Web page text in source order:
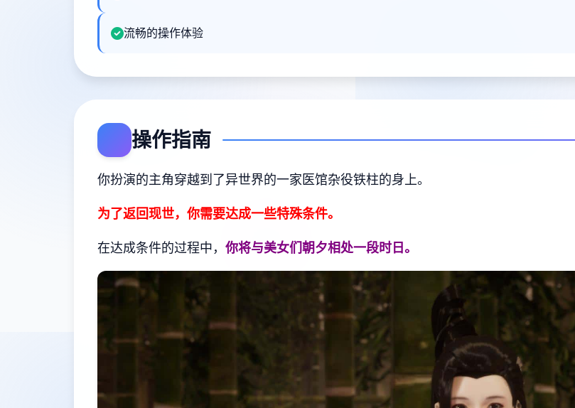
流畅的操作体验
操作指南
你扮演的主角穿越到了异世界的一家医馆杂役铁柱的身上。
为了返回现世，你需要达成一些特殊条件。
在达成条件的过程中， 你将与美女们朝夕相处一段时日。